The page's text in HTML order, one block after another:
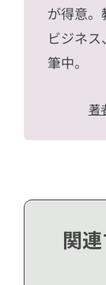
が得意。
ビジネ
筆中。
著
関